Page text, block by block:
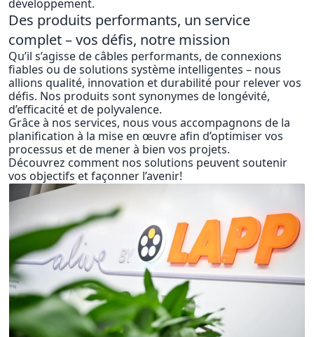
développement.
Des produits performants, un service
complet – vos défis, notre mission
Qu’il s’agisse de câbles performants, de connexions
fiables ou de solutions système intelligentes – nous
allions qualité, innovation et durabilité pour relever vos
défis. Nos produits sont synonymes de longévité,
d’efficacité et de polyvalence.
Grâce à nos services, nous vous accompagnons de la
planification à la mise en œuvre afin d’optimiser vos
processus et de mener à bien vos projets.
Découvrez comment nos solutions peuvent soutenir
vos objectifs et façonner l’avenir!